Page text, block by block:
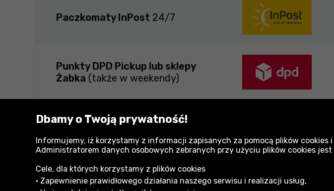
Paczkomaty InPost 24/7
Punkty DPD Pickup lub sklepy
Żabka (także w weekendy)
Zapewniamy, że wysyłane przez nas przesyłki pakowane są z
odpowiednio zabezpieczone na czas transportu.
Dbamy o Twoją prywatność!
Informujemy, iż korzystamy z informacji zapisanych za pomocą plików
Administratorem danych osobowych zebranych przy użyciu plików cookies jest
Cele, dla których korzystamy z plików cookies
• Zapewnienie prawidłowego działania naszego serwisu i realizacji usług,